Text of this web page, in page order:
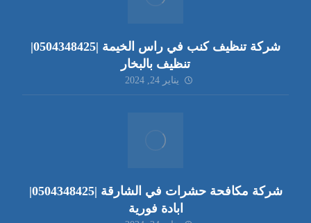
شركة تنظيف كنب في راس الخيمة |0504348425|
تنظيف بالبخار
يناير 24, 2024
شركة مكافحة حشرات في الشارقة |0504348425|
ابادة فورية